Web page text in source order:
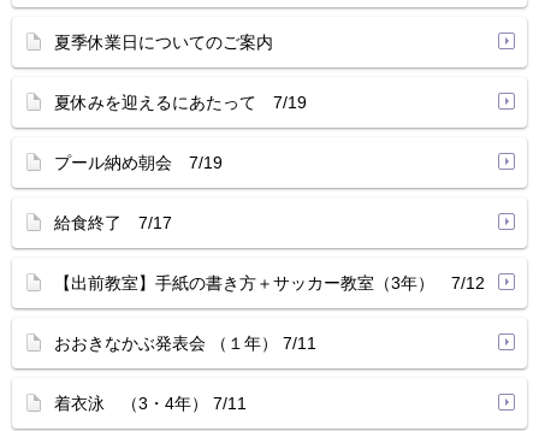
夏季休業日についてのご案内
夏休みを迎えるにあたって 7/19
プール納め朝会 7/19
給食終了 7/17
【出前教室】手紙の書き方＋サッカー教室（3年） 7/12
おおきなかぶ発表会 （１年） 7/11
着衣泳 （3・4年） 7/11